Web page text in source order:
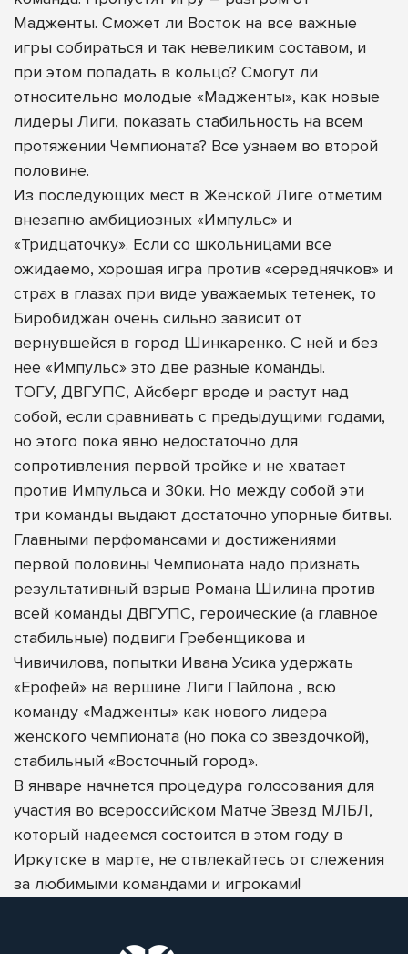
Мадженты. Сможет ли Восток на все важные
игры собираться и так невеликим составом, и
при этом попадать в кольцо? Смогут ли
относительно молодые «Мадженты», как новые
лидеры Лиги, показать стабильность на всем
протяжении Чемпионата? Все узнаем во второй
половине.
Из последующих мест в Женской Лиге отметим
внезапно амбициозных «Импульс» и
«Тридцаточку». Если со школьницами все
ожидаемо, хорошая игра против «середнячков» и
страх в глазах при виде уважаемых тетенек, то
Биробиджан очень сильно зависит от
вернувшейся в город Шинкаренко. С ней и без
нее «Импульс» это две разные команды.
ТОГУ, ДВГУПС, Айсберг вроде и растут над
собой, если сравнивать с предыдущими годами,
но этого пока явно недостаточно для
сопротивления первой тройке и не хватает
против Импульса и 30ки. Но между собой эти
три команды выдают достаточно упорные битвы.
Главными перфомансами и достижениями
первой половины Чемпионата надо признать
результативный взрыв Романа Шилина против
всей команды ДВГУПС, героические (а главное
стабильные) подвиги Гребенщикова и
Чивичилова, попытки Ивана Усика удержать
«Ерофей» на вершине Лиги Пайлона , всю
команду «Мадженты» как нового лидера
женского чемпионата (но пока со звездочкой),
стабильный «Восточный город».
В январе начнется процедура голосования для
участия во всероссийском Матче Звезд МЛБЛ,
который надеемся состоится в этом году в
Иркутске в марте, не отвлекайтесь от слежения
за любимыми командами и игроками!